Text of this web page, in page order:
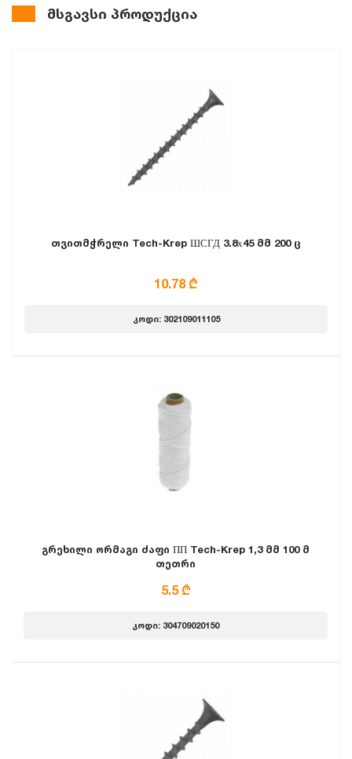
მსგავსი პროდუქცია
თვითმჭრელი Tech-Krep ШСГД 3.8х45 მმ 200 ც
10.78 ₾
კოდი: 302109011105
გრეხილი ორმაგი ძაფი ПП Tech-Krep 1,3 მმ 100 მ
თეთრი
5.5 ₾
კოდი: 304709020150